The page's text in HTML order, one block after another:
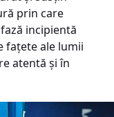
prin care
incipientă
faţete ale lumii
atentă şi în